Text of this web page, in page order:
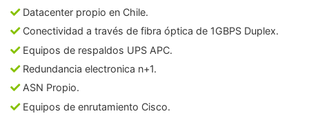
Datacenter propio en Chile.
Conectividad a través de fibra óptica de 1GBPS Duplex.
Equipos de respaldos UPS APC.
Redundancia electronica n+1.
ASN Propio.
Equipos de enrutamiento Cisco.